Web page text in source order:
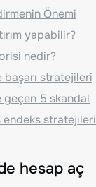
Önemi
yapabilir?
nedir?
başarı stratejileri
5 skandal
endeks stratejileri
hesap aç